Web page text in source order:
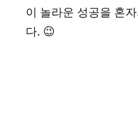
이 놀라운 성공을 혼
다. 😉